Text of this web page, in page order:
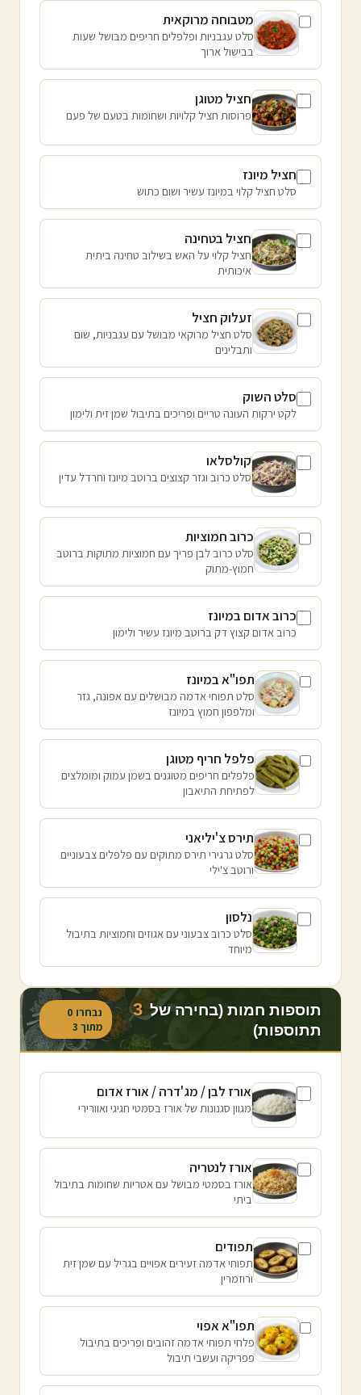
מטבוחה מרוקאית
סלט עגבניות ופלפלים חריפים מבושל שעות
בבישול ארוך
חציל מטוגן
פרוסות חציל קלויות ושחומות בטעם של פעם
חציל מיונז
סלט חציל קלוי במיונז עשיר ושום כתוש
חציל בטחינה
חציל קלוי על האש בשילוב טחינה ביתית
איכותית
זעלוק חציל
סלט חציל מרוקאי מבושל עם עגבניות, שום
ותבלינים
סלט השוק
לקט ירקות העונה טריים ופריכים בתיבול שמן זית ולימון
קולסלאו
סלט כרוב וגזר קצוצים ברוטב מיונז וחרדל עדין
כרוב חמוציות
סלט כרוב לבן פריך עם חמוציות מתוקות ברוטב
חמוץ-מתוק
כרוב אדום במיונז
כרוב אדום קצוץ דק ברוטב מיונז עשיר ולימון
תפו"א במיונז
סלט תפוחי אדמה מבושלים עם אפונה, גזר
ומלפפון חמוץ במיונז
פלפל חריף מטוגן
פלפלים חריפים מטוגנים בשמן עמוק ומומלצים
לפתיחת התיאבון
תירס צ'יליאני
סלט גרגירי תירס מתוקים עם פלפלים צבעוניים
ורוטב צ'ילי
נלסון
סלט כרוב צבעוני עם אגוזים וחמוציות בתיבול
מיוחד
תוספות חמות (בחירה של 3
תתוספות)
נבחרו 0
מתוך 3
אורז לבן / מג'דרה / אורז אדום
מגוון סגנונות של אורז בסמטי חגיגי ואוורירי
אורז לנטריה
אורז בסמטי מבושל עם אטריות שחומות בתיבול
ביתי
תפודים
תפוחי אדמה זעירים אפויים בגריל עם שמן זית
ורוזמרין
תפו"א אפוי
פלחי תפוחי אדמה זהובים ופריכים בתיבול
פפריקה ועשבי תיבול